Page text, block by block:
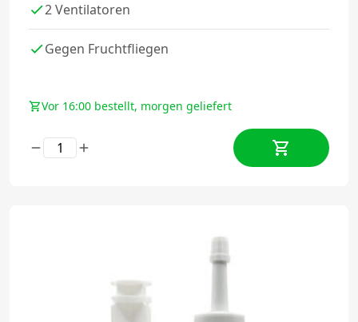
2 Ventilatoren
Gegen Fruchtfliegen
Vor 16:00 bestellt, morgen geliefert